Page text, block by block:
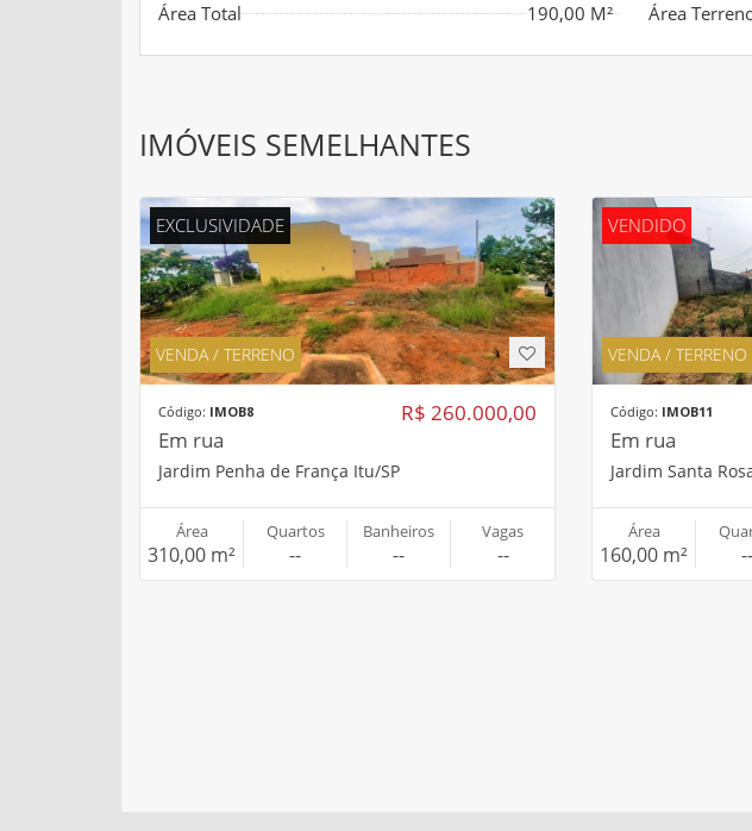
Área Total 190,00 M² Área
IMÓVEIS SEMELHANTES
EXCLUSIVIDADE
VENDA / TERRENO
R$ 260.000,00
Código: IMOB8
Em rua
Jardim Penha de França Itu/SP
Área
310,00 m²
Quartos
--
Banheiros
--
Vagas
--
VENDIDO
VENDA / TERRENO
Código: IMOB11
Em rua
Jardim Santa
Área
160,00 m² --